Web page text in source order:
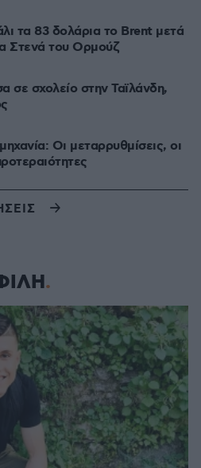
τα 83 δολάρια το Brent μετά
Στενά του Ορμούζ
σε σχολείο στην Ταϊλάνδη,
Οι μεταρρυθμίσεις, οι